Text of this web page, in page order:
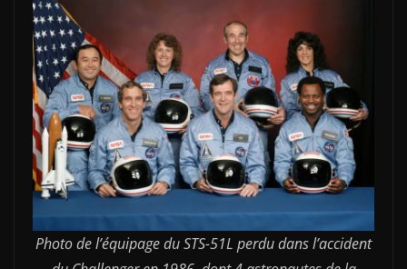
Photo de l’équipage du STS-51L perdu dans l’accident